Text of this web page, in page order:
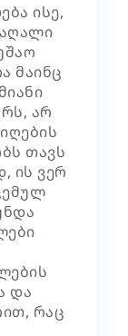
ისე,
მაინც
არ
თავს
ის ვერ
და
რაც